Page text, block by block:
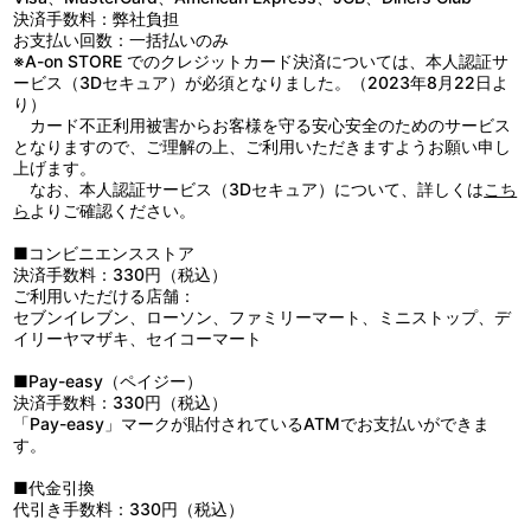
しかし、そこへ、ソースを奪おうとするA級グルメ機構の刺客たち
が次々と襲い掛かる。
不安と恐怖と空腹で、しんのすけたちカスカベ防衛隊は、ついに仲
間割れをしてしまう…！
はたして、カスカベ防衛隊の友情の行方は！？
そして、無事にソースを届け、B級グルメを守ることができるの
か！？
決済手数料：弊社負担
お支払い回数：一括払いのみ
※A-on STORE でのクレジットカード決済については、本人認証サ
ービス（3Dセキュア）が必須となりました。（2023年8月22日よ
り）
カード不正利用被害からお客様を守る安心安全のためのサービス
となりますので、ご理解の上、ご利用いただきますようお願い申し
上げます。
なお、本人認証サービス（3Dセキュア）について、詳しくはこち
ら よりご確認ください。
■コンビニエンスストア
決済手数料：330円（税込）
ご利用いただける店舗：
セブンイレブン、ローソン、ファミリーマート、ミニストップ、デ
イリーヤマザキ、セイコーマート
■Pay-easy（ペイジー）
決済手数料：330円（税込）
「Pay-easy」マークが貼付されているATMでお支払いができま
す。
■代金引換
代引き手数料：330円（税込）